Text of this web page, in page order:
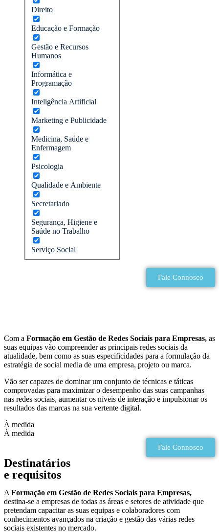
Direito
Educação e Formação
Gestão e Recursos
Humanos
Informática e
Programação
Inteligência Artificial
Marketing e Publicidade
Medicina, Saúde e
Enfermagem
Psicologia
Qualidade e Ambiente
Secretariado
Segurança, Higiene e
Saúde no Trabalho
Serviço Social
Fale Connosco
Com a Formação em Gestão de Redes Sociais para Empresas, as
suas equipas vão compreender as principais redes sociais da
atualidade, bem como as suas especificidades para a formulação da
estratégia de social media de uma empresa, projeto ou marca.
Vão ser capazes de dominar um conjunto de técnicas e táticas
comprovadas para maximizar o desempenho das suas campanhas
nas redes sociais, aumentar os níveis de interação e impulsionar os
resultados das marcas na sua vertente digital.
À medida
À medida
Fale Connosco
Destinatários
e requisitos
A Formação em Gestão de Redes Sociais para Empresas,
destina-se a empresas de todas as áreas e setores de atividade que
pretendam capacitar as suas equipas e colaboradores com
conhecimentos avançados na criação e gestão das várias redes
sociais existentes no mercado.